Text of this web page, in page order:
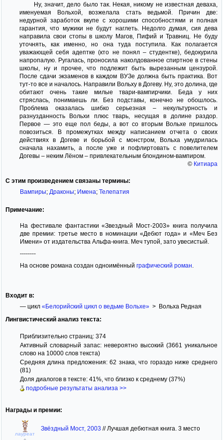
Ну, значит, дело было так. Некая, никому не известная деваха,
именуемая Вольхой, возжелала стать ведьмой. Причин две:
недурной заработок вкупе с хорошими способностями и полная
гарантия, что мужики не будут наглеть. Недолго думая, сия дева
направила свои стопы в школу Магов, Пифий и Травниц. Не буду
уточнять, как именно, но она туда поступила. Как полагается
уважающей себя адептке (кто не понял – студентке), бедокурила
напропалую. Ругалась, проносила наколдованное спиртное в стены
школы, ну и прочее, что подлежит быть вырезанным цензурой.
После сдачи экзаменов в каждом ВУЗе должна быть практика. Вот
тут-то все и началось. Направили Вольху в Догеву. Ну, это долина, где
обитают очень такие милые твари-вампирчики. Беда у них
стряслась, понимаешь ли. Без подставы, конечно не обошлось.
Проблема оказалась шибко серьезная – некультурность и
разнузданность Вольхи плюс тварь, несущая в долине раздор.
Первое — это еще пол беды, а вот со вторым Вольхе пришлось
повозиться. В промежутках между написанием отчета о своих
действиях в Догеве и борьбой с монстром, Вольха умудрилась
сначала нахамить, а после уже и пофлиртовать с повелителем
Догевы – неким Лёном – привлекательным блондином-вампиром.
© Китиара
С этим произведением связаны термины:
Вампиры; Драконы; Имена; Телепатия
Примечание:
На фестивале фантастики «Звездный Мост-2003» книга получила
две премии: третье место в номинации «Дебют года» и «Меч Без
Имени» от издательства Альфа-книга. Меч тупой, зато увесистый.
--------
На основе романа создан одноимённый графический роман
Входит в:
— цикл «Белорийский цикл о ведьме Вольхе»> Вольха Редная
Лингвистический анализ текста:
Приблизительно страниц: 374
Активный словарный запас: невероятно высокий (3661 уникальное
слово на 10000 слов текста)
Средняя длина предложения: 62 знака, что гораздо ниже среднего
(81)
Доля диалогов в тексте: 41%, что близко к среднему (37%)
подробные результаты анализа >>
Награды и премии:
лауреат
Звёздный Мост, 2003 // Лучшая дебютная книга. 3 место